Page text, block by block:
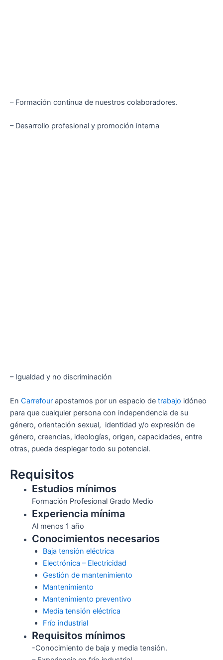
– Formación continua de nuestros colaboradores.
– Desarrollo profesional y promoción interna
– Igualdad y no discriminación
En Carrefour apostamos por un espacio de trabajo idóneo
para que cualquier persona con independencia de su
género, orientación sexual, identidad y/o expresión de
género, creencias, ideologías, origen, capacidades, entre
otras, pueda desplegar todo su potencial.
Requisitos
Estudios mínimos
Formación Profesional Grado Medio
Experiencia mínima
Al menos 1 año
Conocimientos necesarios
Baja tensión eléctrica
Electrónica – Electricidad
Gestión de mantenimiento
Mantenimiento
Mantenimiento preventivo
Media tensión eléctrica
Frío industrial
Requisitos mínimos
-Conocimiento de baja y media tensión.